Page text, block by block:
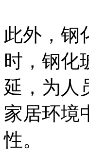
此外，钢
时，钢化
延，为人
家居环境
性。